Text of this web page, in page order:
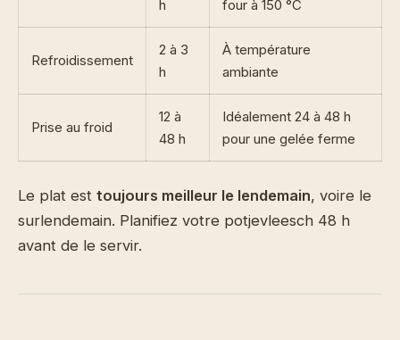
h four à 150 °C
Refroidissement
2 à 3
h
À température
ambiante
Prise au froid
12 à
48 h
Idéalement 24 à 48 h
pour une gelée ferme
Le plat est toujours meilleur le lendemain, voire le
surlendemain. Planifiez votre potjevleesch 48 h
avant de le servir.